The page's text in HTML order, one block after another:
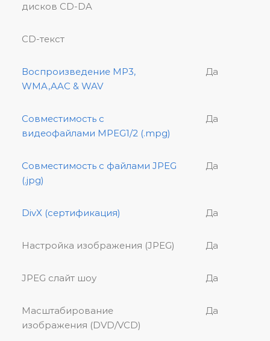
дисков CD-DA
CD-текст
Воспроизведение MP3,
WMA,AAC & WAV
Да
Совместимость с
видеофайлами MPEG1/2 (.mpg)
Да
Совместимость с файлами JPEG
(.jpg)
Да
DivX (сертификация) Да
Настройка изображения (JPEG) Да
JPEG слайт шоу Да
Масштабирование
изображения (DVD/VCD)
Да